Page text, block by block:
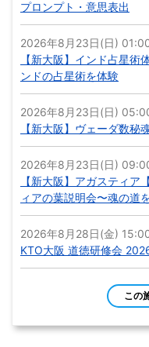
プロンプト・意思表出
2026年8月23日(日)
【新大阪】インド占星術
ンドの占星術を体験
2026年8月23日(日)
【新大阪】ヴェーダ数秘
2026年8月23日(日)
【新大阪】アガスティア
ィアの葉説明会〜魂の道
2026年8月28日(金)
KTO大阪 道徳研修会
この